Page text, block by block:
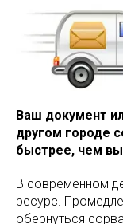
Ваш документ
другом городе
быстрее, чем
В современном
ресурс.
обернуться